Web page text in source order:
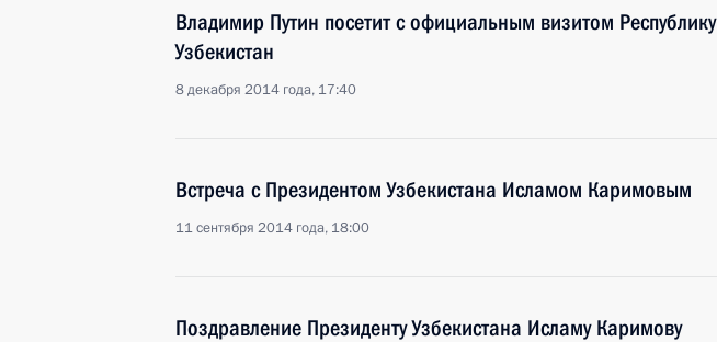
Владимир Путин посетит с официальным визитом Республику
Узбекистан
8 декабря 2014 года, 17:40
Встреча с Президентом Узбекистана Исламом Каримовым
11 сентября 2014 года, 18:00
Поздравление Президенту Узбекистана Исламу Каримову